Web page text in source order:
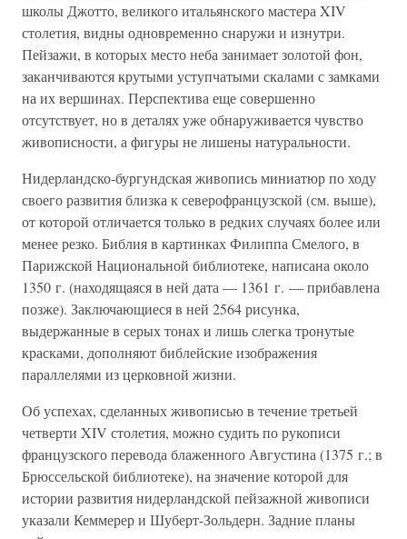
школы Джотто, великого итальянского мастера XIV
столетия, видны одновременно снаружи и изнутри.
Пейзажи, в которых место неба занимает золотой фон,
заканчиваются крутыми уступчатыми скалами с замками
на их вершинах. Перспектива еще совершенно
отсутствует, но в деталях уже обнаруживается чувство
живописности, а фигуры не лишены натуральности.
Нидерландско-бургундская живопись миниатюр по ходу
своего развития близка к северофранцузской (см. выше),
от которой отличается только в редких случаях более или
менее резко. Библия в картинках Филиппа Смелого, в
Парижской Национальной библиотеке, написана около
1350 г. (находящаяся в ней дата — 1361 г. — прибавлена
позже). Заключающиеся в ней 2564 рисунка,
выдержанные в серых тонах и лишь слегка тронутые
красками, дополняют библейские изображения
параллелями из церковной жизни.
Об успехах, сделанных живописью в течение третьей
четверти XIV столетия, можно судить по рукописи
французского перевода блаженного Августина (1375 г.; в
Брюссельской библиотеке), на значение которой для
истории развития нидерландской пейзажной живописи
указали Кеммерер и Шуберт-Зольдерн. Задние планы